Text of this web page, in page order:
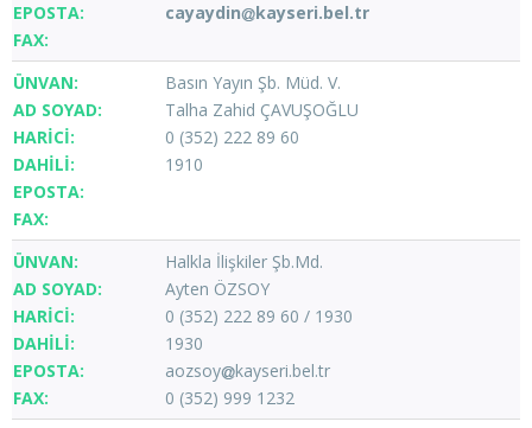
cayaydin
kayseri.bel.tr
Basın Yayın Şb. Müd. V.
Talha Zahid ÇAVUŞOĞLU
0 (352) 222 89 60
1910
Halkla İlişkiler Şb.Md.
Ayten ÖZSOY
0 (352) 222 89 60 / 1930
1930
aozsoy
kayseri.bel.tr
0 (352) 999 1232